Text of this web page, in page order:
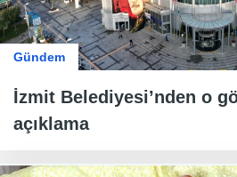
Gündem
İzmit Belediyesi’nden o
açıklama